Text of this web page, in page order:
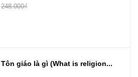
248.000₫
Tôn giáo là gì (What is religion...